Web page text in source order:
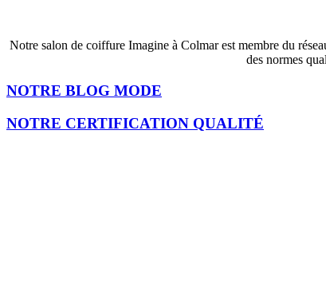
Notre salon de coiffure Imagine à Colmar est membre du
des normes
NOTRE BLOG MODE
NOTRE CERTIFICATION QUALITÉ